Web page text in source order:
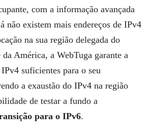
com a informação avançada
não existem mais endereços de IPv4
na sua região delegada do
América, a WebTuga garante a
suficientes para o seu
a exaustão do IPv4 na região
de testar a fundo a
para o IPv6.